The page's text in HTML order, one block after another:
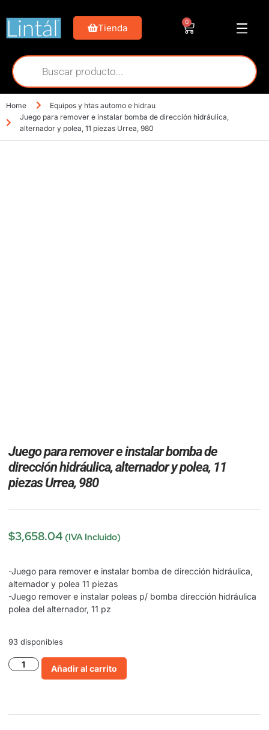
Tienda
0
Home
Equipos y htas automo e hidrau
Juego para remover e instalar bomba de dirección hidráulica,
alternador y polea, 11 piezas Urrea, 980
Juego para remover e instalar bomba de
dirección hidráulica, alternador y polea, 11
piezas Urrea, 980
$3,658.04 (IVA Incluido)
-Juego para remover e instalar bomba de dirección hidráulica,
alternador y polea 11 piezas
-Juego remover e instalar poleas p/ bomba dirección hidráulica
polea del alternador, 11 pz
93 disponibles
Añadir al carrito